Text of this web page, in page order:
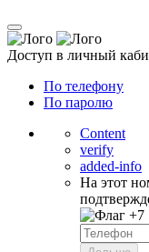
Доступ в личный
По телефону
По паролю
Content
verify
added-info
На этот
+7